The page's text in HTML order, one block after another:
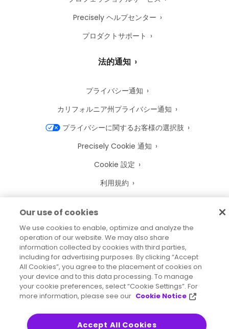
Precisely ヘルプセンター
プロダクトサポート
法的通知
プライバシー通知
カリフォルニア州プライバシー通知
プライバシーに関するお客様の選択肢
Precisely Cookie 通知
Cookie 設定
利用規約
利用規約
2026 © Precisely
サイトマップ
アクセシビリティに関する声明
Our use of cookies
We use cookies to enable, optimize and analyze the
operation of our website. We may also share
information collected by cookies with third parties,
including for advertising purposes. By clicking “Accept
All Cookies”, you agree to the placement of cookies on
your device and to this data processing. To manage
your cookie preferences, select “Cookie Settings”. For
more information, please see our Cookie Notice
Accept All Cookies